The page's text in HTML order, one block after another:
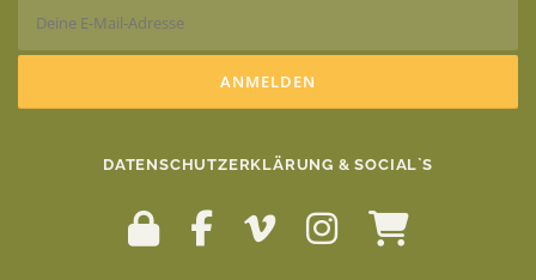
DATENSCHUTZERKLÄRUNG & SOCIAL`S